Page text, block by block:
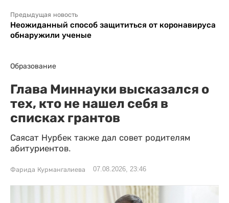
Предыдущая новость
Неожиданный способ защититься от коронавируса
обнаружили ученые
Образование
Глава Миннауки высказался о
тех, кто не нашел себя в
списках грантов
Саясат Нурбек также дал совет родителям
абитуриентов.
Фарида Курмангалиева 07.08.2026, 23:46